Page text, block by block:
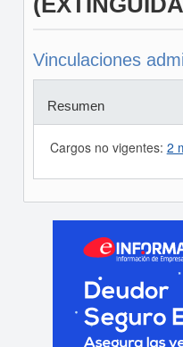
Vinculaciones
Resumen
Cargos no vigentes: 2